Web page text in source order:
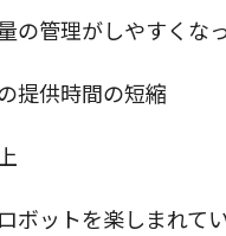
の管理がしやすくな
提供時間の短縮
ボットを楽しまれて